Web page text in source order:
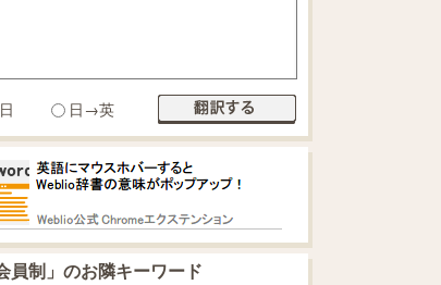
日→英
員制」のお隣キーワード